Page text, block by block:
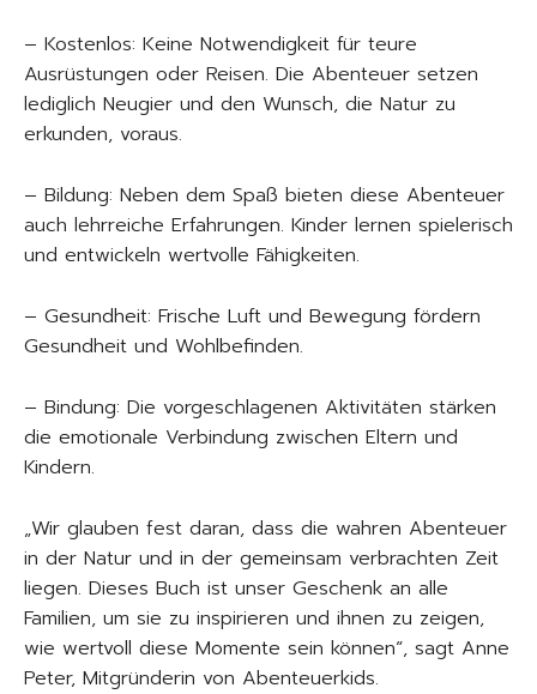
– Kostenlos: Keine Notwendigkeit für teure
Ausrüstungen oder Reisen. Die Abenteuer setzen
lediglich Neugier und den Wunsch, die Natur zu
erkunden, voraus.
– Bildung: Neben dem Spaß bieten diese Abenteuer
auch lehrreiche Erfahrungen. Kinder lernen spielerisch
und entwickeln wertvolle Fähigkeiten.
– Gesundheit: Frische Luft und Bewegung fördern
Gesundheit und Wohlbefinden.
– Bindung: Die vorgeschlagenen Aktivitäten stärken
die emotionale Verbindung zwischen Eltern und
Kindern.
„Wir glauben fest daran, dass die wahren Abenteuer
in der Natur und in der gemeinsam verbrachten Zeit
liegen. Dieses Buch ist unser Geschenk an alle
Familien, um sie zu inspirieren und ihnen zu zeigen,
wie wertvoll diese Momente sein können“, sagt Anne
Peter, Mitgründerin von Abenteuerkids.